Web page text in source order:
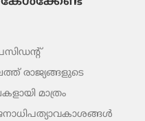
രാജ്യങ്ങളുടെ
മാത്രം